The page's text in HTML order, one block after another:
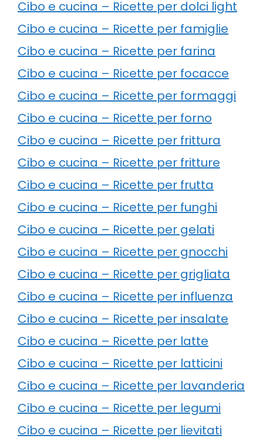
Cibo e cucina – Ricette per dolci light
Cibo e cucina – Ricette per famiglie
Cibo e cucina – Ricette per farina
Cibo e cucina – Ricette per focacce
Cibo e cucina – Ricette per formaggi
Cibo e cucina – Ricette per forno
Cibo e cucina – Ricette per frittura
Cibo e cucina – Ricette per fritture
Cibo e cucina – Ricette per frutta
Cibo e cucina – Ricette per funghi
Cibo e cucina – Ricette per gelati
Cibo e cucina – Ricette per gnocchi
Cibo e cucina – Ricette per grigliata
Cibo e cucina – Ricette per influenza
Cibo e cucina – Ricette per insalate
Cibo e cucina – Ricette per latte
Cibo e cucina – Ricette per latticini
Cibo e cucina – Ricette per lavanderia
Cibo e cucina – Ricette per legumi
Cibo e cucina – Ricette per lievitati